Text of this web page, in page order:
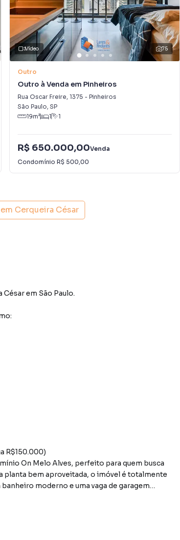
75
Vídeo
Outro
Outro à Venda em Pinheiros
Rua Oscar Freire, 1375 - Pinheiros
São Paulo, SP
19m² 1 1
R$ 650.000,00Venda
Condomínio R$ 500,00
Cerqueira César
Césarem São Paulo.
R$150.000)
On Melo Alves, perfeito para quem busca
planta bem aproveitada, o imóvel é totalmente
moderno e uma vaga de garagem
interfone, infraestrutura para ar-condicionado,